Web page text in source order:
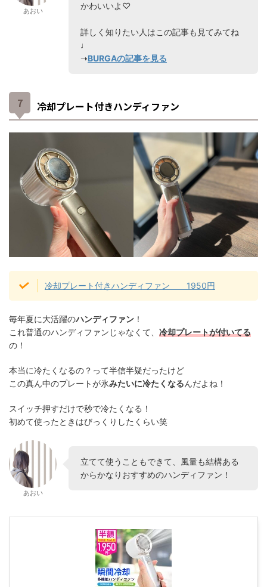
あおい
かわいいよ♡
詳しく知りたい人はこの記事も見てみてね
♩
➝BURGAの記事を見る
冷却プレート付きハンディファン
冷却プレート付きハンディファン 1950円
毎年夏に大活躍のハンディファン ！
これ普通のハンディファンじゃなくて、 冷却プレートが付いてる
の！
本当に冷たくなるの？って半信半疑だったけど
この真ん中のプレートが氷みたいに冷たくなるんだよね！
スイッチ押すだけで秒で冷たくなる！
初めて使ったときはびっくりしたくらい笑
あおい
立てて使うこともできて、風量も結構ある
からかなりおすすめのハンディファン！